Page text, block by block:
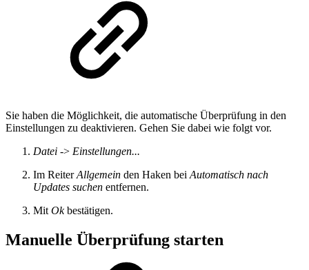
Sie haben die Möglichkeit, die automatische Überprüfung in den
Einstellungen zu deaktivieren. Gehen Sie dabei wie folgt vor.
Datei -> Einstellungen...
Im ReiterAllgemein den Haken bei Automatisch nach
Updates suchen entfernen.
Mit Okbestätigen.
Manuelle Überprüfung starten